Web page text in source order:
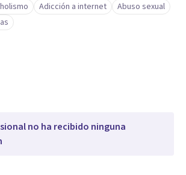
Adicción a internet
Abuso sexual
no ha recibido ninguna